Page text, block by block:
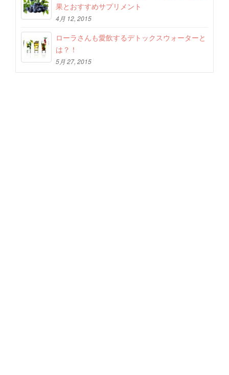
果とおすすめサプリメント
4月 12, 2015
ローラさんも愛飲するデトックスウォーターと
は？！
5月 27, 2015